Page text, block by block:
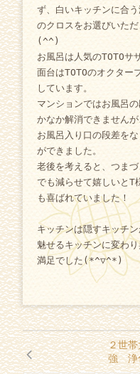
ず、白いキッチンに合
のクロスをお選びいた
(^^)
お風呂は人気のTOTOサ
面台はTOTOのオクター
しています。
マンションではお風呂
かなか解消できません
お風呂入り口の段差をな
ができました。
老後を考えると、つまづ
でも減らせて嬉しいとT
も喜ばれていました！
キッチンは隠すキッチン
魅せるキッチンに変わ
満足でした(*^▽^*)
２世
強 浄